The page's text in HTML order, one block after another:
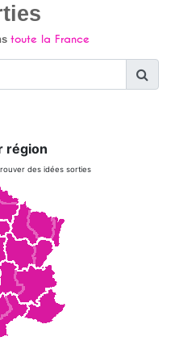
toute la France
région
des idées sorties